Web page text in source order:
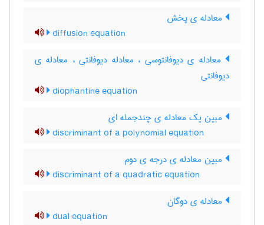
معادله ی پخش
diffusion equation
معادله ی دیوفانتوسی ، معادله دیوفانتی ، معادله ی
دیوفانتی
diophantine equation
مبین یک معادله ی چندجمله ای
discriminant of a polynomial equation
مبین معادله ی درجه ی دوم
discriminant of a quadratic equation
معادله ی دوگان
dual equation